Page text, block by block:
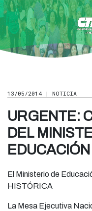
13/05/2014 | NOTICIA
URGENTE:
DEL
EDUCACIÓN
El Ministerio de
HISTÓRICA
La Mesa Ejecutiva